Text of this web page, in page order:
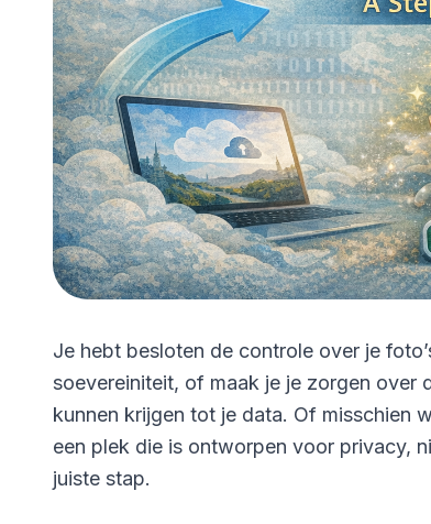
Je hebt besloten de controle over je
soevereiniteit, of maak je je zorgen over
kunnen krijgen tot je data. Of misschien
een plek die is ontworpen voor privacy,
juiste stap.